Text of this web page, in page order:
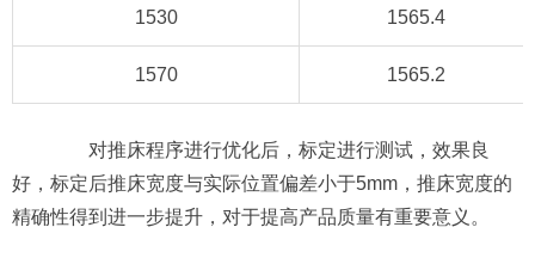
1530 1565.4
1570 1565.2
对推床程序进行优化后，标定进行测试，效果良
好，标定后推床宽度与实际位置偏差小于5mm，推床宽度的
精确性得到进一步提升，对于提高产品质量有重要意义。